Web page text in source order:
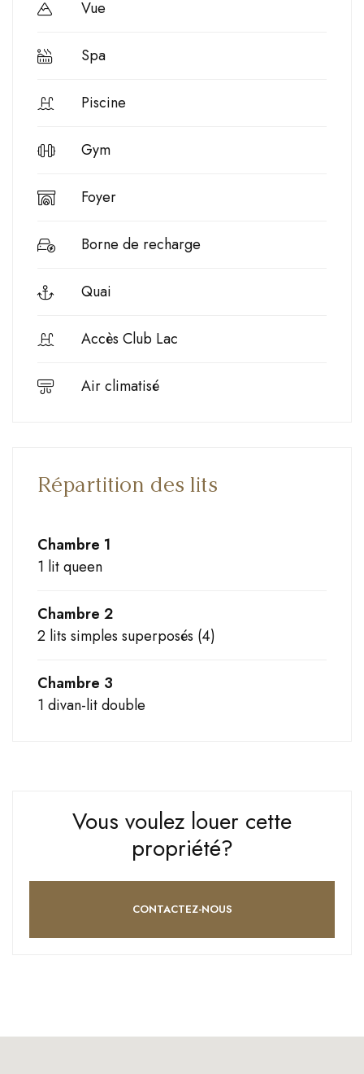
Vue
Spa
Piscine
Gym
Foyer
Borne de recharge
Quai
Accès Club Lac
Air climatisé
Répartition des lits
Chambre 1
1 lit queen
Chambre 2
2 lits simples superposés (4)
Chambre 3
1 divan-lit double
Vous voulez louer cette
propriété?
CONTACTEZ-NOUS